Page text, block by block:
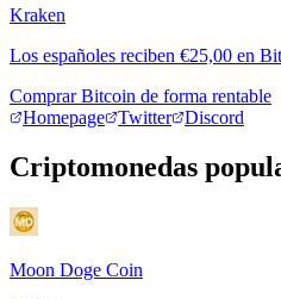
Kraken
Los españoles reciben €25,00 en
Comprar Bitcoin de forma rentable
Homepage
Twitter Discord
Criptomonedas
Moon Doge Coin